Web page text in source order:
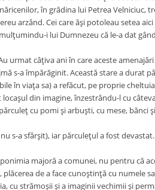
în grădina lui Petrea Velniciuc,
arzând. Cei care ăşi potoleau setea
i lui Dumnezeu că le-a dat
urmat câţiva ani în care aceste
s-a împărăginit. Această stare a durat
în viaţa sa) a refăcut, pe proprie
din imagine, înzestrându-l cu
cu pomi şi arbuşti, cu mese, bănci
s-a sfârşit), iar părculeţul a fost devastat.
majoră a comunei, nu pentru că
de a face cunoştinţă cu numele
cu strămoşii şi a imaginii vechimii şi